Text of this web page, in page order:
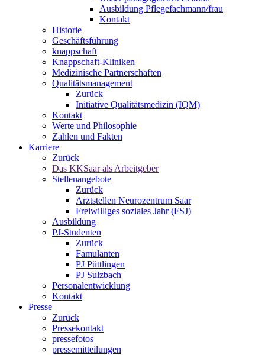
Ausbildung Pflegefachmann/frau
Kontakt
Historie
Geschäftsführung
knappschaft
Knappschaft-Kliniken
Medizinische Partnerschaften
Qualitäts­management
Zurück
Initiative Qualitätsmedizin (IQM)
Kontakt
Werte und Philosophie
Zahlen und Fakten
Karriere
Zurück
Das KKSaar als Arbeitgeber
Stellenangebote
Zurück
Arztstellen Neurozentrum Saar
Freiwilliges soziales Jahr (FSJ)
Ausbildung
PJ-Studenten
Zurück
Famulanten
PJ Püttlingen
PJ Sulzbach
Personalentwicklung
Kontakt
Presse
Zurück
Pressekontakt
pressefotos
pressemitteilungen